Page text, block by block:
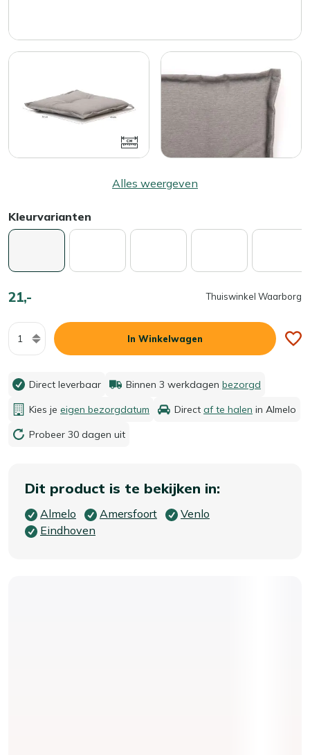
Alles weergeven
Kleurvarianten
21,- Thuiswinkel Waarborg
Aantal
In Winkelwagen
Direct leverbaar Binnen 3 werkdagen bezorgd
Kies je eigen bezorgdatum Direct af te halen in Almelo
Probeer 30 dagen uit
Dit product is te bekijken in:
Almelo Amersfoort
Venlo
Eindhoven